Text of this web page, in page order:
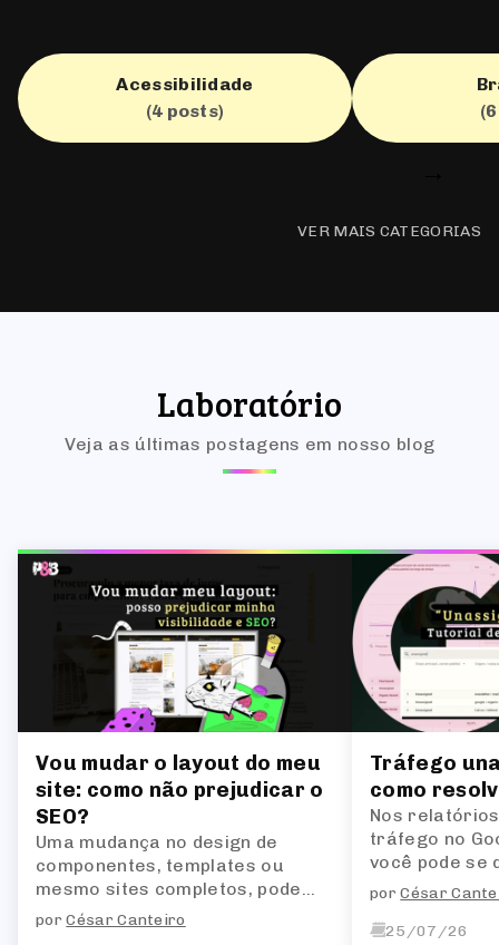
Acessibilidade
(4 posts)
VER MAIS CATEGORIAS
Laboratório
Veja as últimas postagens em nosso blog
Vou mudar o layout do meu
site: como não prejudicar o
SEO?
Uma mudança no design de
componentes, templates ou
mesmo sites completos, pode
alterar a estrutura HTML das
porCésar Canteiro
Tráfego
como
Nos
tráfego no
você pode se
padrão
ajustes
porCésar
25/07/26